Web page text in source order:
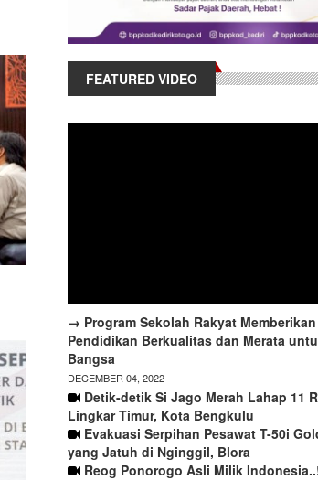
FEATURED VIDEO
→ Program Sekolah Rakyat
Pendidikan Berkualitas dan Merata
Bangsa
DECEMBER 04, 2022
Detik-detik Si Jago Merah Lahap 11
Lingkar Timur, Kota Bengkulu
Evakuasi Serpihan Pesawat T-50i
yang Jatuh di Nginggil, Blora
Reog Ponorogo Asli Milik